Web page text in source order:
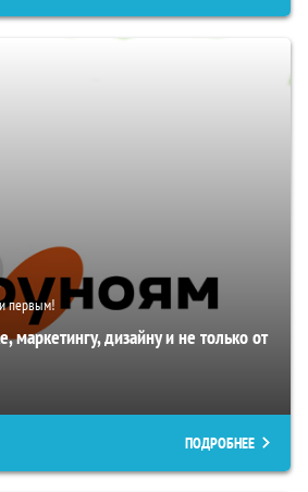
первым!
маркетингу, дизайну и не только от
ПОДРОБНЕЕ